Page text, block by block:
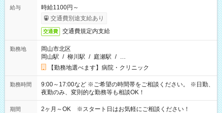
給与
時給1100円～
交通費別途支給あり
交通費 交通費規定内支給
勤務地
岡山市北区
岡山駅 / 柳川駅 / 庭瀬駅 / …
【勤務地選べます】病院・クリニック
勤務時間
9:00～17:00など ※ご希望の時間帯をご相談ください。 ※日勤、
夜勤のみ、変則的な勤務等も相談OK！
期間 2ヶ月～OK ※スタート日はお気軽にご相談ください！